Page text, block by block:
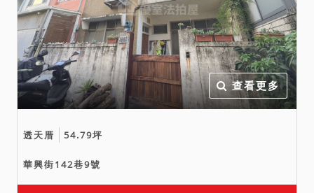
查看更多
透天厝 54.79坪
華興街142巷9號